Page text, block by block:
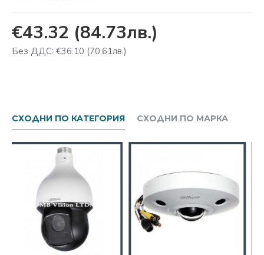
€43.32 (84.73лв.)
Без ДДС: €36.10 (70.61лв.)
СХОДНИ ПО КАТЕГОРИЯ СХОДНИ ПО МАРКА